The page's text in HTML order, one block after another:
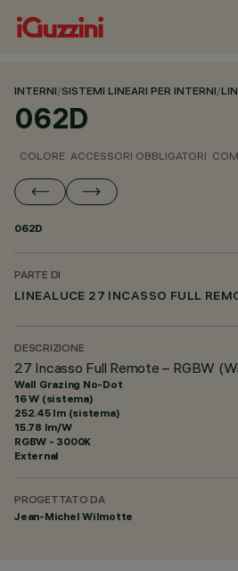
INTERNI/SISTEMI LINEARI PER INTERNI/
062D
COLORE ACCESSORI OBBLIGATORI
062D
PARTE DI
LINEALUCE 27 INCASSO FULL
DESCRIZIONE
27 Incasso Full Remote – RGBW
Wall Grazing No-Dot
16 W (sistema)
252.45 lm (sistema)
15.78 lm/W
RGBW - 3000K
External
PROGETTATO DA
Jean-Michel Wilmotte